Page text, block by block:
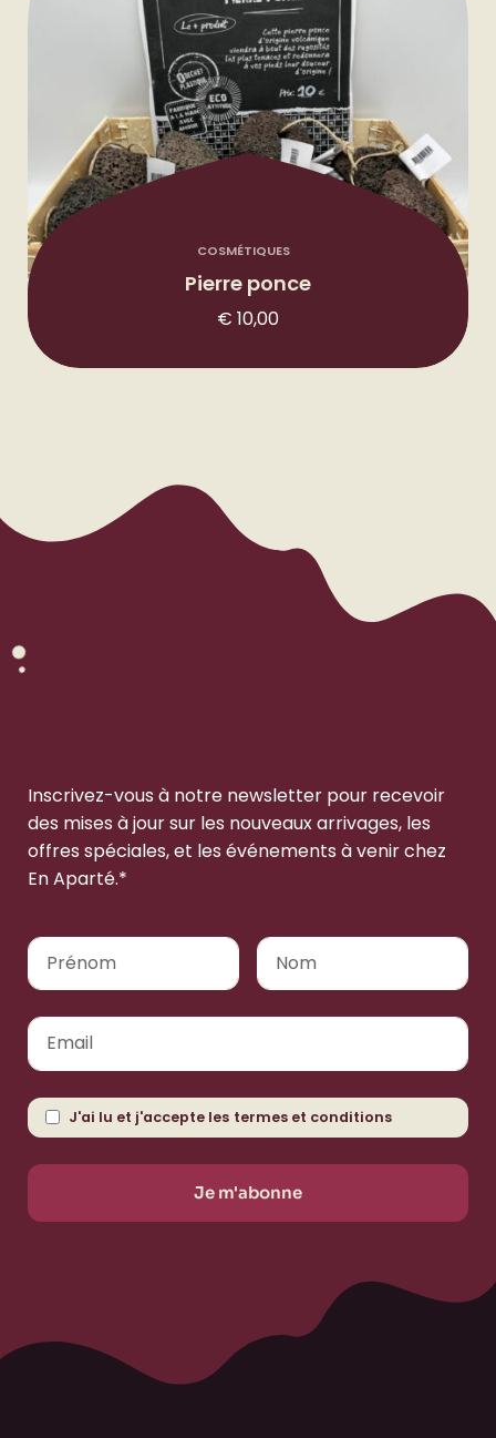
COSMÉTIQUES
Pierre ponce
€ 10,00
Inscrivez-vous à notre newsletter pour recevoir
des mises à jour sur les nouveaux arrivages, les
offres spéciales, et les événements à venir chez
En Aparté.*
J'ai lu et j'accepte les termes et conditions